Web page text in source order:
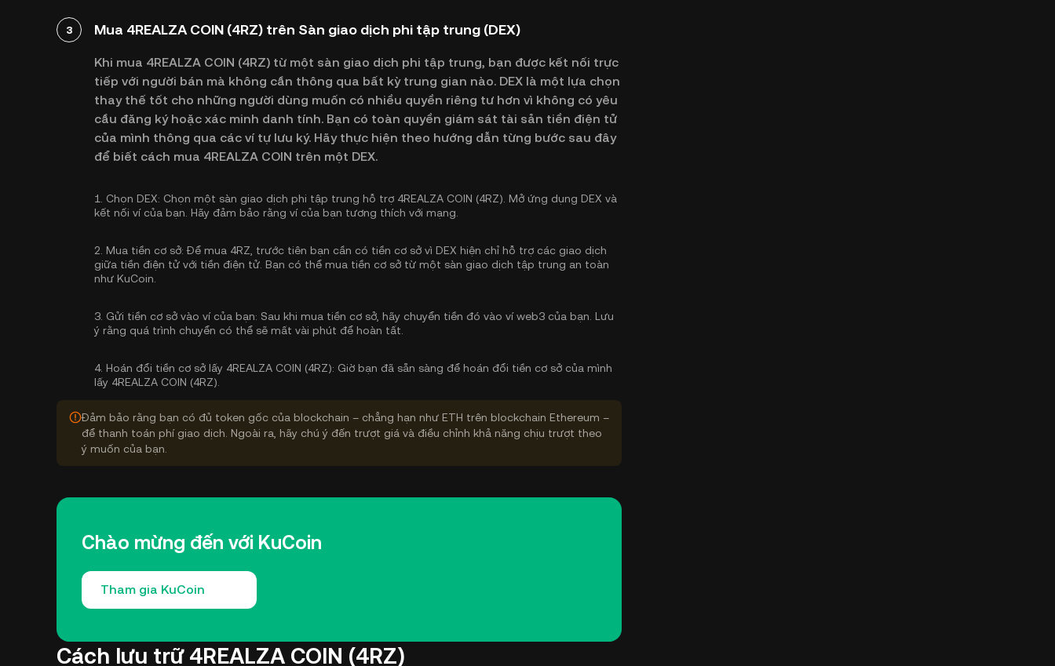
3 Mua 4REALZA COIN (4RZ) trên Sàn giao dịch phi tập trung (DEX)
Khi mua 4REALZA COIN (4RZ) từ một sàn giao dịch phi tập trung, bạn được kết nối trực
tiếp với người bán mà không cần thông qua bất kỳ trung gian nào. DEX là một lựa chọn
thay thế tốt cho những người dùng muốn có nhiều quyền riêng tư hơn vì không có yêu
cầu đăng ký hoặc xác minh danh tính. Bạn có toàn quyền giám sát tài sản tiền điện tử
của mình thông qua các ví tự lưu ký. Hãy thực hiện theo hướng dẫn từng bước sau đây
để biết cách mua 4REALZA COIN trên một DEX.
1. Chọn DEX: Chọn một sàn giao dịch phi tập trung hỗ trợ 4REALZA COIN (4RZ). Mở ứng dụng DEX và
kết nối ví của bạn. Hãy đảm bảo rằng ví của bạn tương thích với mạng.
2. Mua tiền cơ sở: Để mua 4RZ, trước tiên bạn cần có tiền cơ sở vì DEX hiện chỉ hỗ trợ các giao dịch
giữa tiền điện tử với tiền điện tử. Bạn có thể mua tiền cơ sở từ một sàn giao dịch tập trung an toàn
như KuCoin.
3. Gửi tiền cơ sở vào ví của bạn: Sau khi mua tiền cơ sở, hãy chuyển tiền đó vào ví web3 của bạn. Lưu
ý rằng quá trình chuyển có thể sẽ mất vài phút để hoàn tất.
4. Hoán đổi tiền cơ sở lấy 4REALZA COIN (4RZ): Giờ bạn đã sẵn sàng để hoán đổi tiền cơ sở của mình
lấy 4REALZA COIN (4RZ).
Đảm bảo rằng bạn có đủ token gốc của blockchain – chẳng hạn như ETH trên blockchain Ethereum –
để thanh toán phí giao dịch. Ngoài ra, hãy chú ý đến trượt giá và điều chỉnh khả năng chịu trượt theo
ý muốn của bạn.
Chào mừng đến với KuCoin
Tham gia KuCoin
Cách lưu trữ 4REALZA COIN (4RZ)